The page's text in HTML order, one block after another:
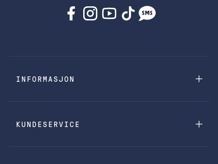
INFORMASJON
KUNDESERVICE